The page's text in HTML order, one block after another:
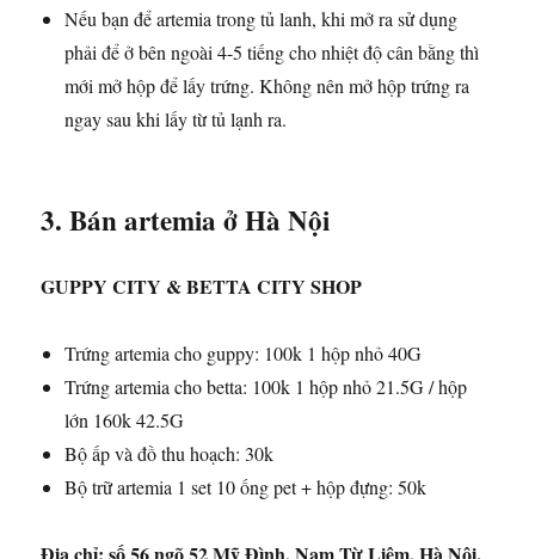
Nếu bạn để artemia trong tủ lanh, khi mở ra sử dụng
phải để ở bên ngoài 4-5 tiếng cho nhiệt độ cân bằng thì
mới mở hộp để lấy trứng. Không nên mở hộp trứng ra
ngay sau khi lấy từ tủ lạnh ra.
3. Bán artemia ở Hà Nội
GUPPY CITY & BETTA CITY SHOP
Trứng artemia cho guppy: 100k 1 hộp nhỏ 40G
Trứng artemia cho betta: 100k 1 hộp nhỏ 21.5G / hộp
lớn 160k 42.5G
Bộ ấp và đồ thu hoạch: 30k
Bộ trữ artemia 1 set 10 ống pet + hộp đựng: 50k